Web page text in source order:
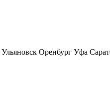
Ульяновск Оренбург Уфа